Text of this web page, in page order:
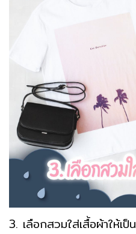
3. เลือกสวมใส่เสื้อผ้าให้เป็น